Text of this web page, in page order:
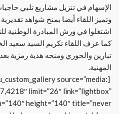
الإسهام في تنزيل مشاريع تلبي
وتميز اللقاء أيضا بمنح شواهد
كما عرف اللقاء تكريم السيد سعيد
تبارين والحوري ومنحه هدية رمزية
المهنية.
source=”media:
limit=”26″ link=”lightbox”
height=”140″ title=”never”]